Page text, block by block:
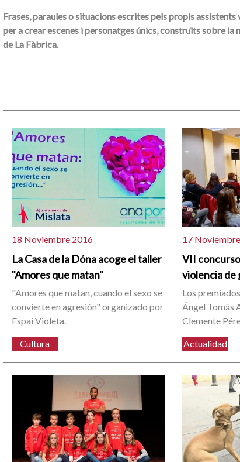
Frases, paraules o situacions escrites pels propis
per a crear escenes i personatges únics, construïts sobre la
de La Fàbrica.
18 Noviembre 2016
La Casa de la Dóna acoge el taller
"Amores que matan"
"Amores que matan, cuando el sexo se
convierte en agresión" organizado por
Espai Violeta.
Cultura
17
VII
violencia de
Los
Ángel Tomás
Clemente
Actualidad